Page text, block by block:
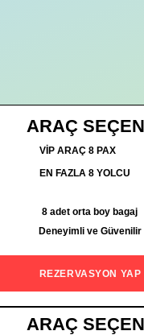
ARAÇ
VİP ARAÇ 8 PAX
EN FAZLA 8 YOLCU
8 adet orta boy bagaj
Deneyimli ve
REZERVASYON YAP
ARAÇ